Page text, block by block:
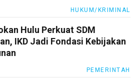
HUKUM/KRIMINAL
Hulu Perkuat SDM
IKD Jadi Fondasi Kebijakan
PEMERINTAH